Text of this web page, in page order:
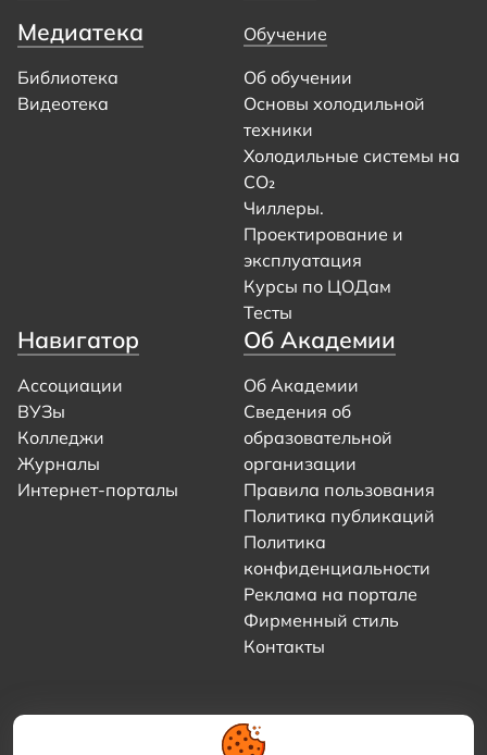
Медиатека
Библиотека
Видеотека
Обучение
Об обучении
Основы холодильной
техники
Холодильные системы на
CO₂
Чиллеры.
Проектирование и
эксплуатация
Курсы по ЦОДам
Тесты
Навигатор
Ассоциации
ВУЗы
Колледжи
Журналы
Интернет-порталы
Об Академии
Об Академии
Сведения об
образовательной
организации
Правила пользования
Политика публикаций
Политика
конфиденциальности
Реклама на портале
Фирменный стиль
Контакты